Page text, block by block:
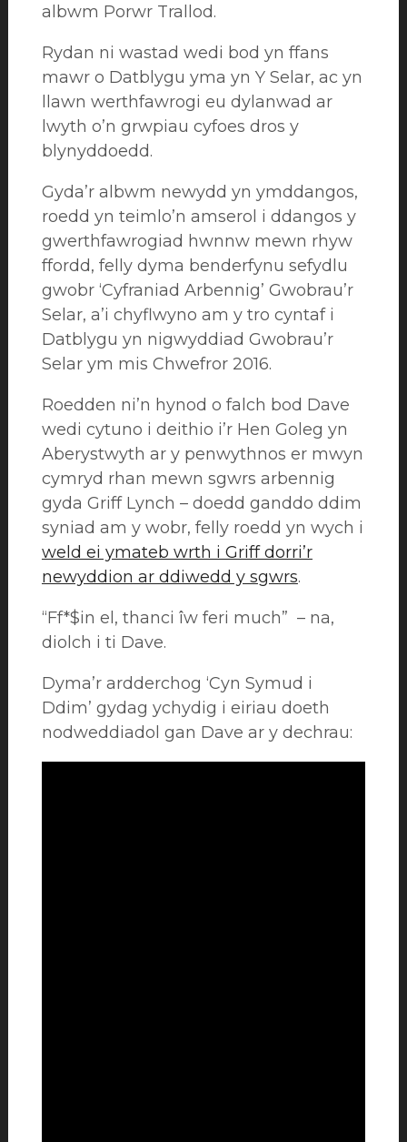
albwm Porwr Trallod.
Rydan ni wastad wedi bod yn ffans
mawr o Datblygu yma yn Y Selar, ac yn
llawn werthfawrogi eu dylanwad ar
lwyth o’n grwpiau cyfoes dros y
blynyddoedd.
Gyda’r albwm newydd yn ymddangos,
roedd yn teimlo’n amserol i ddangos y
gwerthfawrogiad hwnnw mewn rhyw
ffordd, felly dyma benderfynu sefydlu
gwobr ‘Cyfraniad Arbennig’ Gwobrau’r
Selar, a’i chyflwyno am y tro cyntaf i
Datblygu yn nigwyddiad Gwobrau’r
Selar ym mis Chwefror 2016.
Roedden ni’n hynod o falch bod Dave
wedi cytuno i deithio i’r Hen Goleg yn
Aberystwyth ar y penwythnos er mwyn
cymryd rhan mewn sgwrs arbennig
gyda Griff Lynch – doedd ganddo ddim
syniad am y wobr, felly roedd yn wych i
weld ei ymateb wrth i Griff dorri’r
newyddion ar ddiwedd y sgwrs.
“Ff*$in el, thanci îw feri much” – na,
diolch i ti Dave.
Dyma’r ardderchog ‘Cyn Symud i
Ddim’ gydag ychydig i eiriau doeth
nodweddiadol gan Dave ar y dechrau: